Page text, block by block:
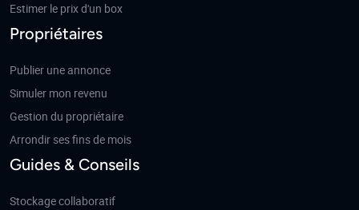
Estimer le prix d'un box
Propriétaires
Publier une annonce
Simuler mon revenu
Gestion du propriétaire
Arrondir ses fins de mois
Guides & Conseils
Stockage collaboratif